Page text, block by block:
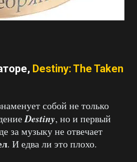
Destiny: The Taken
собой не только
Destiny, но и первый
за музыку не отвечает
. И едва ли это плохо.